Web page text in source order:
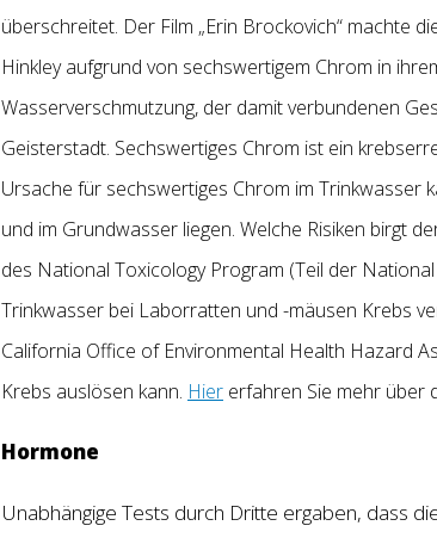
überschreitet. Der Film „Erin Brockovich“ machte
Hinkley aufgrund von sechswertigem Chrom in
Wasserverschmutzung, der damit verbundenen
Geisterstadt. Sechswertiges Chrom ist ein
Ursache für sechswertiges Chrom im Trinkwasser
und im Grundwasser liegen. Welche Risiken birgt
des National Toxicology Program (Teil der
Trinkwasser bei Laborratten und -mäusen Krebs
California Office of Environmental Health Hazard
Krebs auslösen kann. Hier erfahren Sie mehr über
Hormone
Unabhängige Tests durch Dritte ergaben, dass